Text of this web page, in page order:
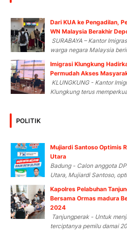
Dari KUA ke Pengadilan,
WN Malaysia Berakhir
SURABAYA – Kantor
warga negara Malaysia
Imigrasi Klungkung
Permudah Akses
KLUNGKUNG - Kantor
Klungkung terus
POLITIK
Mujiardi Santoso Optimis
Utara
Badung - Calon anggota
Utara, Mujiardi Santoso,
Kapolres Pelabuhan
Bersama Ormas madura
2024
Tanjungperak - Untuk
terciptanya pemilu damai